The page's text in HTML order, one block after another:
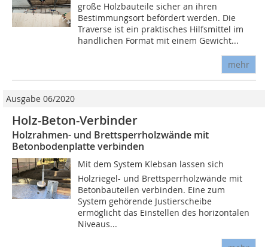
große Holzbauteile sicher an ihren
Bestimmungsort befördert werden. Die
Traverse ist ein praktisches Hilfsmittel im
handlichen Format mit einem Gewicht...
mehr
Ausgabe 06/2020
Holz-Beton-Verbinder
Holzrahmen- und Brettsperrholzwände mit
Betonbodenplatte verbinden
Mit dem System Klebsan lassen sich
Holzriegel- und Brettsperrholzwände mit
Betonbauteilen verbinden. Eine zum
System gehörende Justierscheibe
ermöglicht das Einstellen des horizontalen
Niveaus...